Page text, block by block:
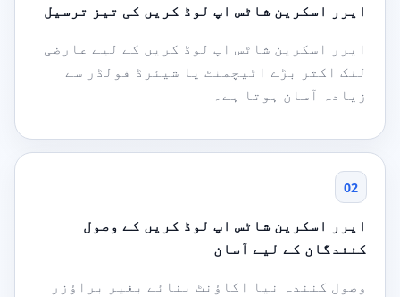
ایرر اسکرین شاٹس اپ لوڈ کریں کی تیز ترسیل
ایرر اسکرین شاٹس اپ لوڈ کریں کے لیے عارضی
لنک اکثر بڑے اٹیچمنٹ یا شیئرڈ فولڈر سے
زیادہ آسان ہوتا ہے۔
02
ایرر اسکرین شاٹس اپ لوڈ کریں کے وصول
کنندگان کے لیے آسان
وصول کنندہ نیا اکاؤنٹ بنائے بغیر براؤزر